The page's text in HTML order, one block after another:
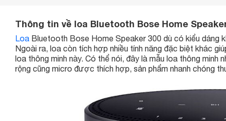
Thông tin về loa Bluetooth Bose Home
Loa Bluetooth Bose Home Speaker 300 dù có kiểu dáng
Ngoài ra, loa còn tích hợp nhiều tính năng đặc biệt khác
loa thông minh này. Có thể nói, đây là mẫu loa thông
rộng cũng micro được thích hợp, sản phẩm nhanh chóng